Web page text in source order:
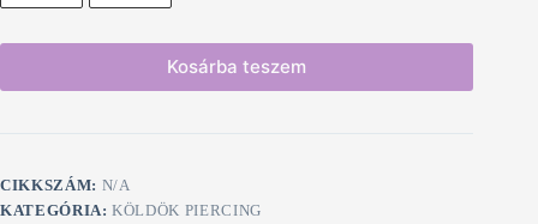
Kosárba teszem
CIKKSZÁM: N/A
KATEGÓRIA:KÖLDÖK PIERCING